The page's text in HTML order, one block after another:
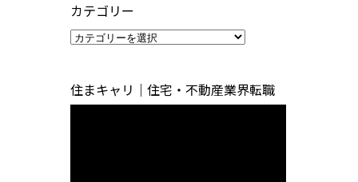
カテゴリー
カ
リ
住まキャリ｜住宅・不動産業界転職